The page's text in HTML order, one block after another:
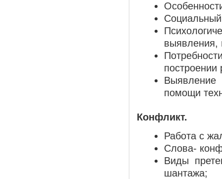
Социальный
выявления,
построении
помощи
Конфликт.
Работа с
Слова-
Виды
шантажа;